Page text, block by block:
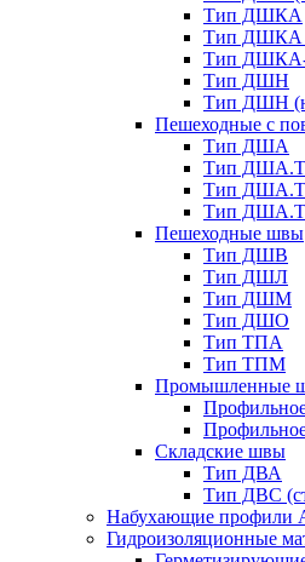
Тип ДШКА
Тип ДШКА
Тип
Тип ДШН
Тип ДШН
Пешеходные с
Тип ДША
Тип ДША.Т
Тип ДША.Т
Тип
Пешеходные швы
Тип ДШВ
Тип ДШЛ
Тип ДШМ
Тип ДШО
Тип ТПА
Тип ТПМ
Промышленные
Складские швы
Тип ДВА
Тип ДВС
Набухающие профили
Гидроизоляционные